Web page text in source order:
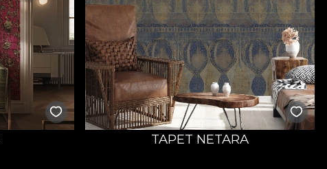
TAPET NETARA